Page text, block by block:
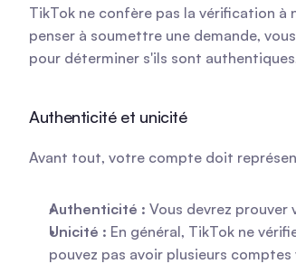
TikTok ne confère pas la vérification à
penser à soumettre une demande,
pour déterminer s'ils sont
Authenticité et unicité
Avant tout, votre compte doit
Authenticité : Vous devrez
Unicité : En général, TikTok ne
pouvez pas avoir plusieurs